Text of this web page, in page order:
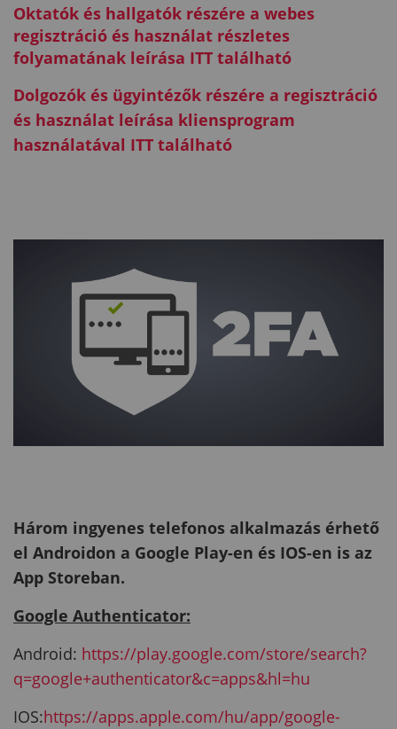
Oktatók és hallgatók részére a webes
regisztráció és használat részletes
folyamatának leírása ITT található
Dolgozók és ügyintézők részére a regisztráció
és használat leírása kliensprogram
használatával ITT található
Három ingyenes telefonos alkalmazás érhető
el Androidon a Google Play-en és IOS-en is az
App Storeban.
Google Authenticator:
Android: https://play.google.com/store/search?
q=google+authenticator&c=apps&hl=hu
IOS:https://apps.apple.com/hu/app/google-